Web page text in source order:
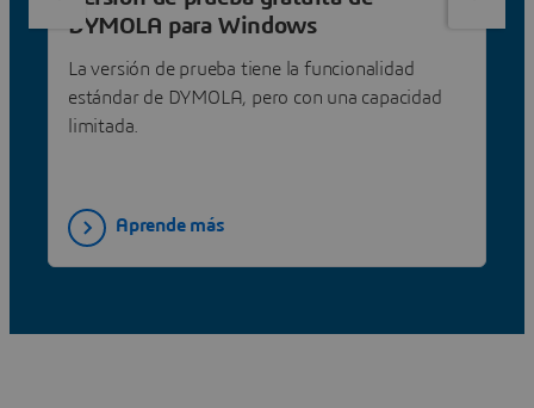
DYMOLA para Windows
La versión de prueba tiene la funcionalidad
estándar de DYMOLA, pero con una capacidad
limitada.
Aprende más